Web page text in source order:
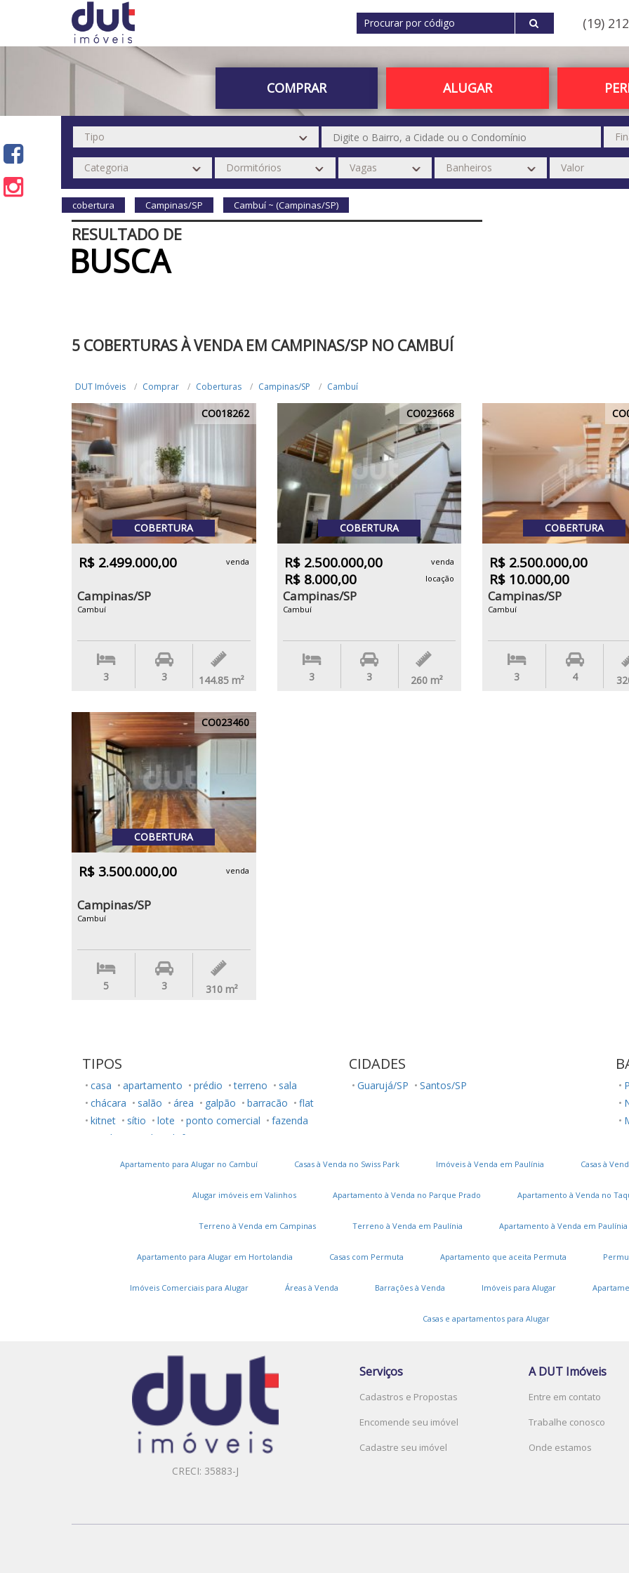
(19)
COMPRAR ALUGAR
cobertura Campinas/SP Cambuí ~ (Campinas/SP)
RESULTADO DE
BUSCA
5 COBERTURAS À VENDA EM CAMPINAS/SP NO CAMBUÍ
DUT Imóveis Comprar Coberturas Campinas/SP Cambuí
CO018262
COBERTURA
R$ 2.499.000,00 venda
Campinas/SP
Cambuí
3 3 144.85 m²
CO023668
COBERTURA
R$ 2.500.000,00 venda
R$ 8.000,00 locação
Campinas/SP
Cambuí
3 3 260 m²
COBERTURA
R$ 2.500.000,00
R$ 10.000,00
Campinas/SP
Cambuí
3 4
CO023460
COBERTURA
R$ 3.500.000,00 venda
Campinas/SP
Cambuí
5 3 310 m²
TIPOS
casa apartamento prédio terreno
sala
chácara
salão área galpão barracão
flat
kitnet
sítio lote ponto comercial
fazenda
rancho
studio loft
CIDADES
Guarujá/SP Santos/SP
Apartamento para Alugar no Cambuí Casas à Venda no Swiss Park Imóveis à Venda em Paulínia Casas à
Alugar imóveis em Valinhos Apartamento à Venda no Parque Prado Apartamento à Venda no
Terreno à Venda em Campinas Terreno à Venda em Paulínia Apartamento à Venda em Paulínia
Apartamento para Alugar em Hortolandia Casas com Permuta Apartamento que aceita Permuta
Imóveis Comerciais para Alugar Áreas à Venda Barrações à Venda Imóveis para Alugar
Casas e apartamentos para Alugar
CRECI: 35883-J
Serviços
Cadastros e Propostas
Encomende seu imóvel
Cadastre seu imóvel
A DUT Imóveis
Entre em contato
Trabalhe conosco
Onde estamos